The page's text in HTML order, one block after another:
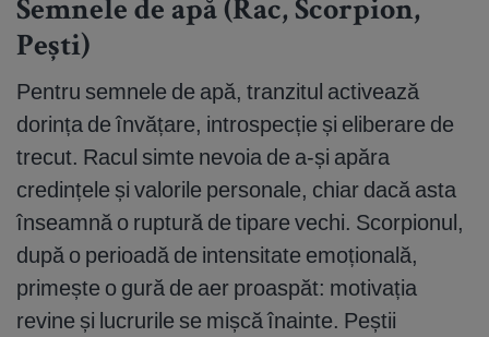
Semnele de apă (Rac, Scorpion,
Pești)
Pentru semnele de apă, tranzitul activează
dorința de învățare, introspecție și eliberare de
trecut. Racul simte nevoia de a-și apăra
credințele și valorile personale, chiar dacă asta
înseamnă o ruptură de tipare vechi. Scorpionul,
după o perioadă de intensitate emoțională,
primește o gură de aer proaspăt: motivația
revine și lucrurile se mișcă înainte. Peștii